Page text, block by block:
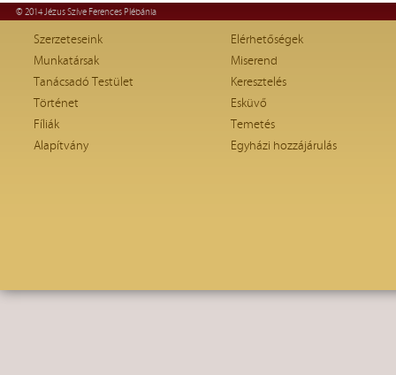
© 2014 Jézus Szíve Ferences Plébánia
Szerzeteseink
Munkatársak
Tanácsadó Testület
Történet
Fíliák
Alapítvány
Elérhetőségek
Miserend
Keresztelés
Esküvő
Temetés
Egyházi hozzájárulás